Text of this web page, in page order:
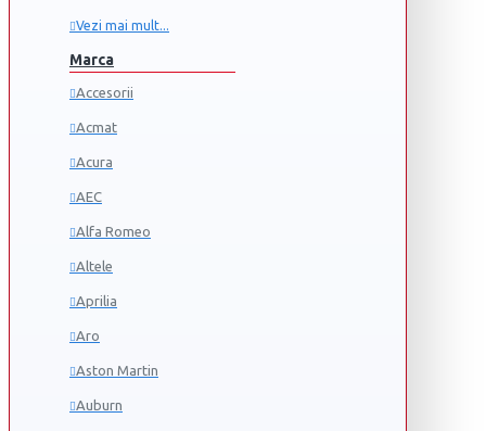
Vezi mai mult...
Marca
Accesorii
Acmat
Acura
AEC
Alfa Romeo
Altele
Aprilia
Aro
Aston Martin
Auburn